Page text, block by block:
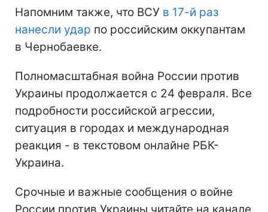
Напомним также, что ВСУ в 17-й раз
нанесли удар по российским оккупантам
в Чернобаевке.
Полномасштабная война России против
Украины продолжается с 24 февраля. Все
подробности российской агрессии,
ситуация в городах и международная
реакция - в текстовом онлайне РБК-
Украина.
Срочные и важные сообщения о войне
России против Украины читайте на канале